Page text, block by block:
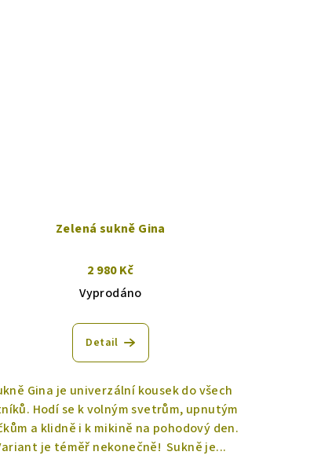
Zelená sukně Gina
2 980 Kč
Vyprodáno
Detail
Gina je univerzální kousek do všech
Hodí se k volným svetrům, upnutým
a klidně i k mikině na pohodový den.
je téměř nekonečně! Sukně je...